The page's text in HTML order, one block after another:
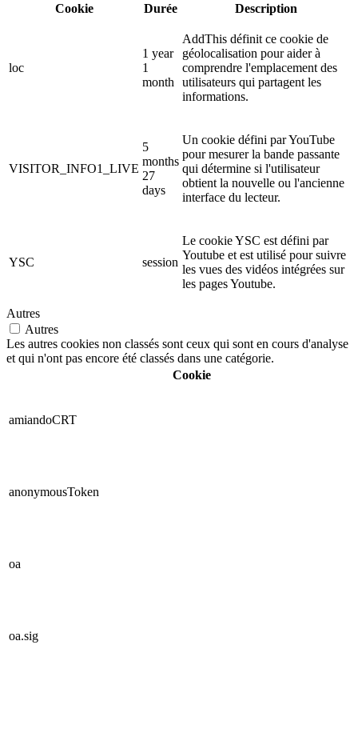
Cookie
Durée Description
loc
1 year
1
month
AddThis définit ce cookie de
géolocalisation pour aider à
comprendre l'emplacement des
utilisateurs qui partagent les
informations.
VISITOR_INFO1_LIVE
5
months
27
days
Un cookie défini par YouTube
pour mesurer la bande passante
qui détermine si l'utilisateur
obtient la nouvelle ou l'ancienne
interface du lecteur.
YSC session
Le cookie YSC est défini par
Youtube et est utilisé pour suivre
les vues des vidéos intégrées sur
les pages Youtube.
Autres
Autres
Les autres cookies non classés sont ceux qui sont en cours d'analyse
et qui n'ont pas encore été classés dans une catégorie.
Cookie
amiandoCRT
anonymousToken
oa
oa.sig